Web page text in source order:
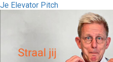
Je Elevator Pitch